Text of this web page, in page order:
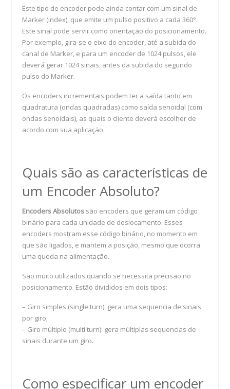
Este tipo de encoder pode ainda contar com um sinal de
Marker (index), que emite um pulso positivo a cada 360°.
Este sinal pode servir como orientação do posicionamento.
Por exemplo, gira-se o eixo do encoder, até a subida do
canal de Marker, e para um encoder de 1024 pulsos, ele
deverá gerar 1024 sinais, antes da subida do segundo
pulso do Marker.
Os encoders incrementais podem ter a saída tanto em
quadratura (ondas quadradas) como saída senoidal (com
ondas senoidais), as quais o cliente deverá escolher de
acordo com sua aplicação.
Quais são as características de
um Encoder Absoluto?
Encoders Absolutos são encoders que geram um código
binário para cada unidade de deslocamento. Esses
encoders mostram esse código binário, no momento em
que são ligados, e mantem a posição, mesmo que ocorra
uma queda na alimentação.
São muito utilizados quando se necessita precisão no
posicionamento. Estão divididos em dois tipos:
– Giro simples (single turn): gera uma sequencia de sinais
por giro;
– Giro múltiplo (multi turn): gera múltiplas sequencias de
sinais durante um giro.
Como especificar um encoder